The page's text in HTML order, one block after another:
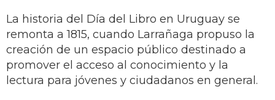
La historia del Día del Libro en Uruguay se
remonta a 1815, cuando Larrañaga propuso la
creación de un espacio público destinado a
promover el acceso al conocimiento y la
lectura para jóvenes y ciudadanos en general.